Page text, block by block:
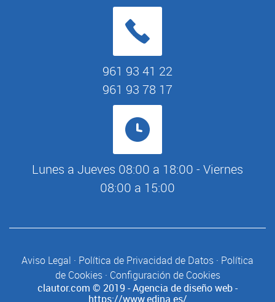
961 93 41 22
961 93 78 17
Lunes a Jueves 08:00 a 18:00 - Viernes
08:00 a 15:00
Aviso Legal · Política de Privacidad de Datos · Política
de Cookies· Configuración de Cookies
clautor.com © 2019 - Agencia de diseño web -
https://www.edina.es/